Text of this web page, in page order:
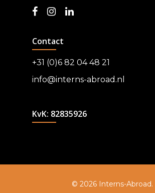
Contact
+31 (0)6 82 04 48 21
info@interns-abroad.nl
KvK: 82835926
© 2026 Interns-Abroad.